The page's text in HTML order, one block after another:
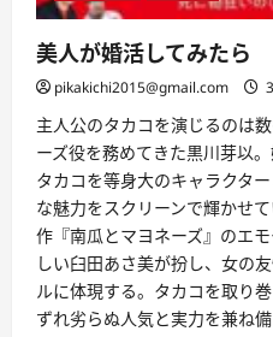
美人が婚活してみたら
pikakichi2015@gmail.com
主人公のタカコを演じるのは
ーズ役を務めてきた黒川芽以
タカコを等身大のキャラクタ
な魅力をスクリーンで輝かせ
作『南瓜とマヨネーズ』のエ
しい臼田あさ美が扮し、女の
ルに体現する。タカコを取り
ずれ劣らぬ人気と実力を兼ね